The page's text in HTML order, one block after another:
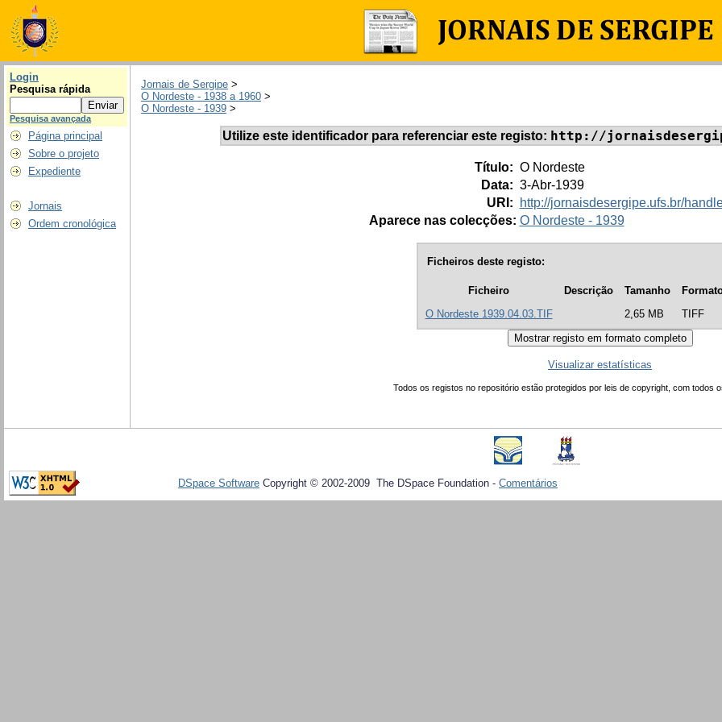
Login
Pesquisa rápida
Pesquisa avançada
Página principal
Sobre o projeto
Expediente
Jornais
Ordem cronológica
Jornais de Sergipe >
O Nordeste - 1938 a 1960 >
O Nordeste - 1939 >
Utilize este identificador para referenciar este registo: http://
Título: O Nordeste
Data: 3-Abr-1939
URI:
http://jornaisdesergipe.ufs.br/
Aparece nas colecções: O Nordeste - 1939
Ficheiros deste registo:
Ficheiro Descrição Tamanho
O Nordeste 1939.04.03.TIF
2,65 MB TIFF
Visualizar estatísticas
Todos os registos no repositório estão protegidos por leis de copyright, com todos
DSpace Software Copyright © 2002-2009 The DSpace Foundation - Comentários